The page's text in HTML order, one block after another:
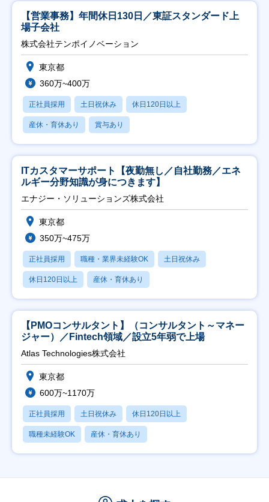
【営業事務】年間休日130日／東証スタンダード上
場子会社
株式会社テンポイノベーション
東京都
360万~400万
正社員採用 土日祝休み 休日120日以上
産休・育休あり 賞与あり
ITカスタマーサポート【夜勤無し／自社勤務／エネ
ルギー分野知識が身につきます】
エナジー・ソリューションズ株式会社
東京都
350万~475万
正社員採用 職種・業界未経験OK 土日祝休み
休日120日以上 産休・育休あり
【PMOコンサルタント】（コンサルタント～マネー
ジャー）／Fintech領域／設立5年弱で上場
Atlas Technologies株式会社
東京都
600万~1170万
正社員採用 土日祝休み 休日120日以上
職種未経験OK 産休・育休あり